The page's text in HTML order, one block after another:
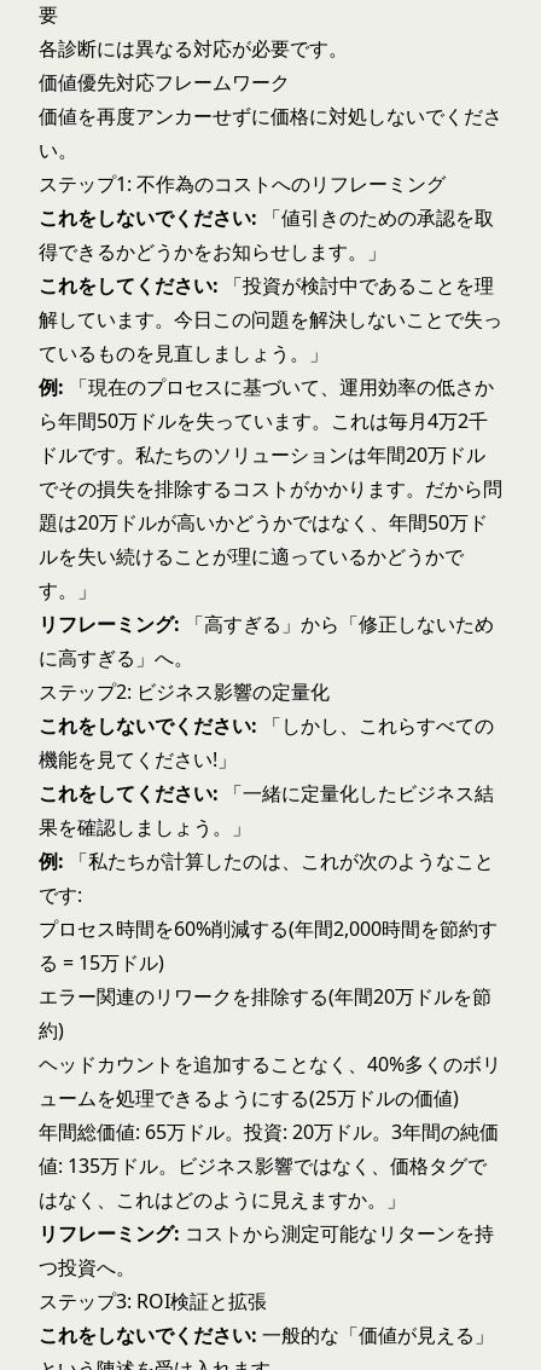
要
各診断には異なる対応が必要です。
価値優先対応フレームワーク
価値を再度アンカーせずに価格に対処しないでくださ
い。
ステップ1: 不作為のコストへのリフレーミング
これをしないでください: 「値引きのための承認を取
得できるかどうかをお知らせします。」
これをしてください: 「投資が検討中であることを理
解しています。今日この问題を解決しないことで失っ
ているものを見直しましょう。」
例: 「現在のプロセスに基づいて、運用効率の低さか
ら年間50万ドルを失っています。これは毎月4万2千
ドルです。私たちのソリューションは年間20万ドル
でその損失を排除するコストがかかります。だから問
題は20万ドルが高いかどうかではなく、年間50万ド
ルを失い続けることが理に適っているかどうかで
す。」
リフレーミング: 「高すぎる」から「修正しないため
に高すぎる」へ。
ステップ2: ビジネス影響の定量化
これをしないでください: 「しかし、これらすべての
機能を見てください!」
これをしてください: 「一緒に定量化したビジネス結
果を確認しましょう。」
例: 「私たちが計算したのは、これが次のようなこと
です:
プロセス時間を60%削減する(年間2,000時間を節約す
る = 15万ドル)
エラー関連のリワークを排除する(年間20万ドルを節
約)
ヘッドカウントを追加することなく、40%多くのボリ
ュームを処理できるようにする(25万ドルの価値)
年間総価値: 65万ドル。投資: 20万ドル。3年間の純価
値: 135万ドル。ビジネス影響ではなく、価格タグで
はなく、これはどのように見えますか。」
リフレーミング: コストから測定可能なリターンを持
つ投資へ。
ステップ3: ROI検証と拡張
これをしないでください: 一般的な「価値が見える」